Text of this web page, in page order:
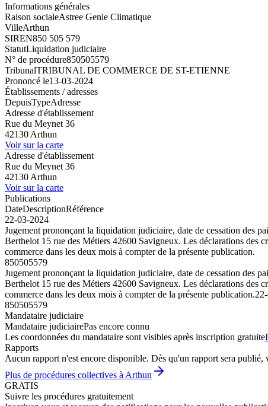
Informations générales
Raison socialeAstree Genie Climatique
VilleArthun
SIREN850 505 579
StatutLiquidation judiciaire
N° de procédure850505579
TribunalTRIBUNAL DE COMMERCE DE ST-ETIENNE
Prononcé le13-03-2024
Établissements / adresses
DepuisTypeAdresse
Adresse d'établissement
Rue du Meynet 36
42130 Arthun
Voir sur la carte
Adresse d'établissement
Rue du Meynet 36
42130 Arthun
Voir sur la carte
Publications
DateDescriptionRéférence
22-03-2024
Jugement prononçant la liquidation judiciaire, date de cessation des
Berthelot 15 rue des Métiers 42600 Savigneux. Les déclarations des
commerce dans les deux mois à compter de la présente publication.
850505579
Jugement prononçant la liquidation judiciaire, date de cessation des
Berthelot 15 rue des Métiers 42600 Savigneux. Les déclarations des
commerce dans les deux mois à compter de la présente publication.
850505579
Mandataire judiciaire
Mandataire judiciairePas encore connu
Les coordonnées du mandataire sont visibles après inscription gratuite
Rapports
Aucun rapport n'est encore disponible. Dès qu'un rapport sera publié,
Plus de procédures collectives à Arthun
GRATIS
Suivre les procédures gratuitement